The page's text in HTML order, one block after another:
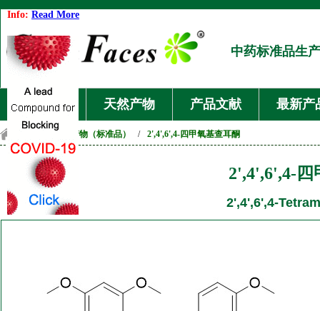
Info: Read More
中药标准品生
首页 天然产物 产品文献 最新产
天然产物（标准品） / 2',4',6',4-四甲氧基查耳酮
2',4',6',4-四
2',4',6',4-